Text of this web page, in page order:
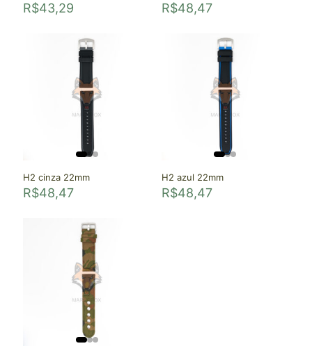
R$43,29 R$48,47
H2 cinza 22mm
R$48,47
H2 azul 22mm
R$48,47